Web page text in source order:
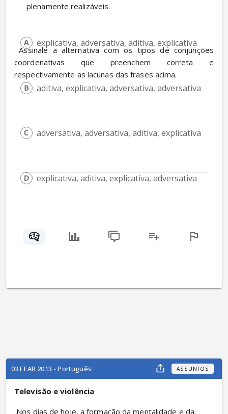
plenamente realizáveis.
Assinale a alternativa com os tipos de conjunções
coordenativas que preenchem correta e
respectivamente as lacunas das frases acima.
explicativa, adversativa, aditiva, explicativa
aditiva, explicativa, adversativa, adversativa
adversativa, adversativa, aditiva, explicativa
explicativa, aditiva, explicativa, adversativa
03 EEAR 2013 - Português ASSUNTOS
Televisão e violência
Nos dias de hoje, a formação da mentalidade e da